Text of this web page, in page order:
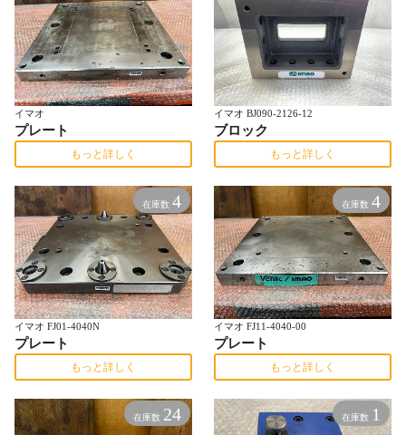
イマオ
プレート
もっと詳しく
イマオ BJ090-2126-12
ブロック
もっと詳しく
在庫数 4
イマオ FJ01-4040N
プレート
もっと詳しく
在庫数 4
イマオ FJ11-4040-00
プレート
もっと詳しく
在庫数 24 在庫数 1